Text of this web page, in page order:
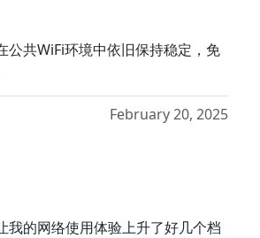
公共WiFi环境中依旧保持稳定，免
February 20, 2025
我的网络使用体验上升了好几个档